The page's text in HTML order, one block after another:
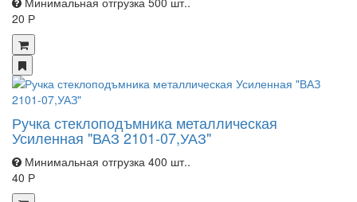
20 Р
Ручка стеклоподъмника металлическая
Усиленная "ВАЗ 2101-07,УАЗ"
Минимальная отгрузка 400 шт..
40 Р